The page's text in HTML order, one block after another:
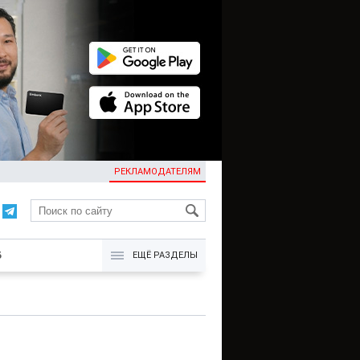
РЕКЛАМОДАТЕЛЯМ
KG
ЕЩЁ РАЗДЕЛЫ